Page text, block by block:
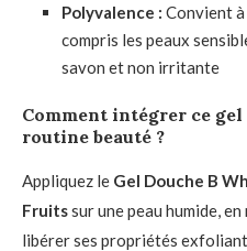
Polyvalence : Convient
compris les peaux
savon et non irritante
Comment intégrer ce
routine beauté ?
Appliquez le Gel Douche B
Fruitssur une peau humide,
libérer ses propriétés